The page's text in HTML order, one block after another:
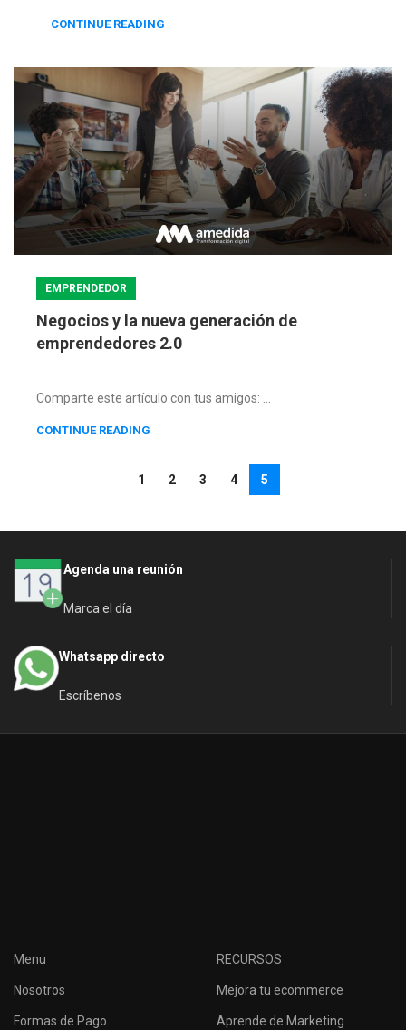
CONTINUE READING
EMPRENDEDOR
Negocios y la nueva generación de
emprendedores 2.0
Comparte este artículo con tus amigos: ...
CONTINUE READING
1 2 3 4 5
Agenda una reunión
Marca el día
Whatsapp directo
Escríbenos
Menu
Nosotros
Formas de Pago
RECURSOS
Mejora tu ecommerce
Aprende de Marketing